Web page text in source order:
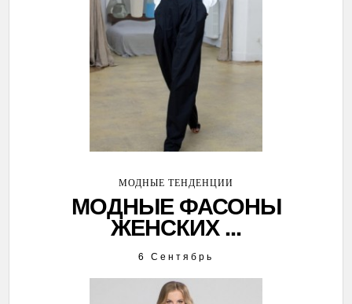
МОДНЫЕ ТЕНДЕНЦИИ
МОДНЫЕ ФАСОНЫ
ЖЕНСКИХ ...
6 Сентябрь